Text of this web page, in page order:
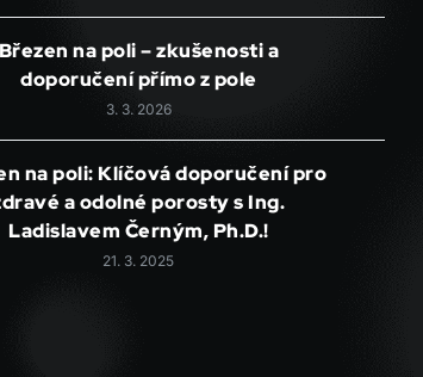
Březen na poli – zkušenosti a
doporučení přímo z pole
3. 3. 2026
na poli: Klíčová doporučení pro
a odolné porosty s Ing.
Ladislavem Černým, Ph.D.!
21. 3. 2025